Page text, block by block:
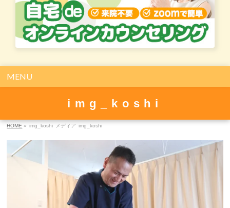
MENU
img_koshi
HOME » img_koshi メディア img_koshi